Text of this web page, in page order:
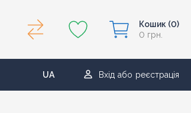
Кошик (0)
0 грн.
UA
RU
Вхід або реєстрація